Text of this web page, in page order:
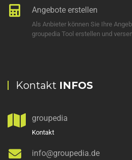
Angebote erstellen
Als Anbieter können Sie Ihre
groupedia Tool erstellen und
Kontakt INFOS
groupedia
Kontakt
info@groupedia.de